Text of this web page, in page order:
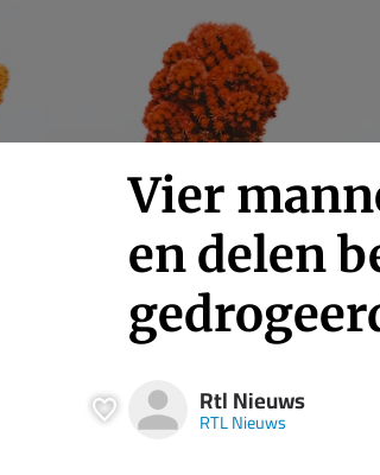
Vier
en delen
Rtl Nieuws
RTL Nieuws